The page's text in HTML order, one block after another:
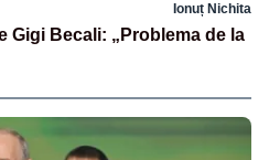
Ionuț Nichita
Gigi Becali: „Problema de la